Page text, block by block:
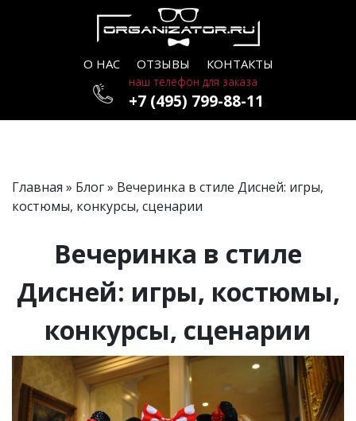
О НАС ОТЗЫВЫ КОНТАКТЫ
наш телефон для заказа
+7 (495) 799-88-11
Главная » Блог» Вечеринка в стиле Дисней: игры,
костюмы, конкурсы, сценарии
Вечеринка в стиле
Дисней: игры, костюмы,
конкурсы, сценарии